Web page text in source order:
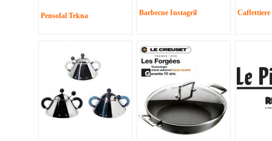
Pensofal Tekna Barbecue Instagril Caffettiere